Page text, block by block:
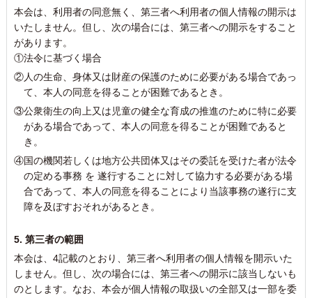
本会は、利用者の同意無く、第三者へ利用者の個人情報の開示は
いたしません。但し、次の場合には、第三者への開示をすること
があります。
①法令に基づく場合
②人の生命、身体又は財産の保護のために必要がある場合であっ
て、本人の同意を得ることが困難であるとき。
③公衆衛生の向上又は児童の健全な育成の推進のために特に必要
がある場合であって、本人の同意を得ることが困難であると
き。
④国の機関若しくは地方公共団体又はその委託を受けた者が法令
の定める事務 を 遂行することに対して協力する必要がある場
合であって、本人の同意を得ることにより当該事務の遂行に支
障を及ぼすおそれがあるとき。
5. 第三者の範囲
本会は、4記載のとおり、第三者へ利用者の個人情報を開示いた
しません。但し、次の場合には、第三者への開示に該当しないも
のとします。なお、本会が個人情報の取扱いの全部又は一部を委